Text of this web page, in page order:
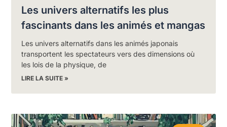
Les univers alternatifs les plus
fascinants dans les animés et mangas
Les univers alternatifs dans les animés japonais
transportent les spectateurs vers des dimensions où
les lois de la physique, de
LIRE LA SUITE »